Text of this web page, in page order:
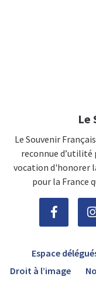
Le
Le Souvenir
reconnue d’utilité
vocation d'honorer
pour la France
Espace
Droit à l’image